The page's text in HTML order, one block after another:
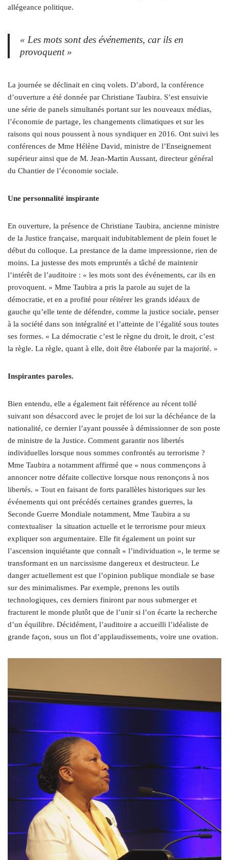
allégeance politique.
« Les mots sont des événements, car ils en
provoquent »
La journée se déclinait en cinq volets. D’abord, la conférence
d’ouverture a été donnée par Christiane Taubira. S’est ensuivie
une série de panels simultanés portant sur les nouveaux médias,
l’économie de partage, les changements climatiques et sur les
raisons qui nous poussent à nous syndiquer en 2016. Ont suivi les
conférences de Mme Hélène David, ministre de l’Enseignement
supérieur ainsi que de M. Jean-Martin Aussant, directeur général
du Chantier de l’économie sociale.
Une personnalité inspirante
En ouverture, la présence de Christiane Taubira, ancienne ministre
de la Justice française, marquait indubitablement de plein fouet le
début du colloque. La prestance de la dame impressionne, rien de
moins. La justesse des mots empruntés a tâché de maintenir
l’intérêt de l’auditoire : « les mots sont des événements, car ils en
provoquent. » Mme Taubira a pris la parole au sujet de la
démocratie, et en a profité pour réitérer les grands idéaux de
gauche qu’elle tente de défendre, comme la justice sociale, penser
à la société dans son intégralité et l’atteinte de l’égalité sous toutes
ses formes. « La démocratie c’est le règne du droit, le droit, c’est
la règle. La règle, quant à elle, doit être élaborée par la majorité. »
Inspirantes paroles.
Bien entendu, elle a également fait référence au récent tollé
suivant son désaccord avec le projet de loi sur la déchéance de la
nationalité, ce dernier l’ayant poussée à démissionner de son poste
de ministre de la Justice. Comment garantir nos libertés
individuelles lorsque nous sommes confrontés au terrorisme ?
Mme Taubira a notamment affirmé que « nous commençons à
annoncer notre défaite collective lorsque nous renonçons à nos
libertés. » Tout en faisant de forts parallèles historiques sur les
événements qui ont précédés certaines grandes guerres, la
Seconde Guerre Mondiale notamment, Mme Taubira a su
contextualiser la situation actuelle et le terrorisme pour mieux
expliquer son argumentaire. Elle fit également un point sur
l’ascension inquiétante que connaît « l’individuation », le terme se
transformant en un narcissisme dangereux et destructeur. Le
danger actuellement est que l’opinion publique mondiale se base
sur des minimalismes. Par exemple, prenons les outils
technologiques, ces derniers finiront par nous submerger et
fracturent le monde plutôt que de l’unir si l’on écarte la recherche
d’un équilibre. Décidément, l’auditoire a accueilli l’idéaliste de
grande façon, sous un flot d’applaudissements, voire une ovation.